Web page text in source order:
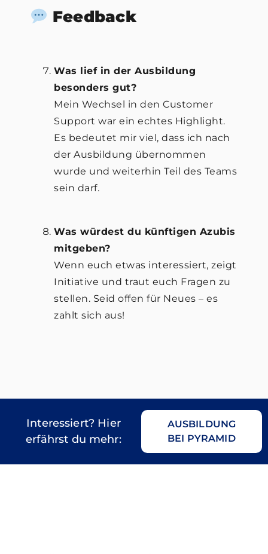
Feedback
Was lief in der Ausbildung
besonders gut?
Mein Wechsel in den Customer
Support war ein echtes Highlight.
Es bedeutet mir viel, dass ich nach
der Ausbildung übernommen
wurde und weiterhin Teil des Teams
sein darf.
Was würdest du künftigen Azubis
mitgeben?
Wenn euch etwas interessiert, zeigt
Initiative und traut euch Fragen zu
stellen. Seid offen für Neues – es
zahlt sich aus!
Interessiert? Hier
erfährst du mehr:
AUSBILDUNG
BEI PYRAMID